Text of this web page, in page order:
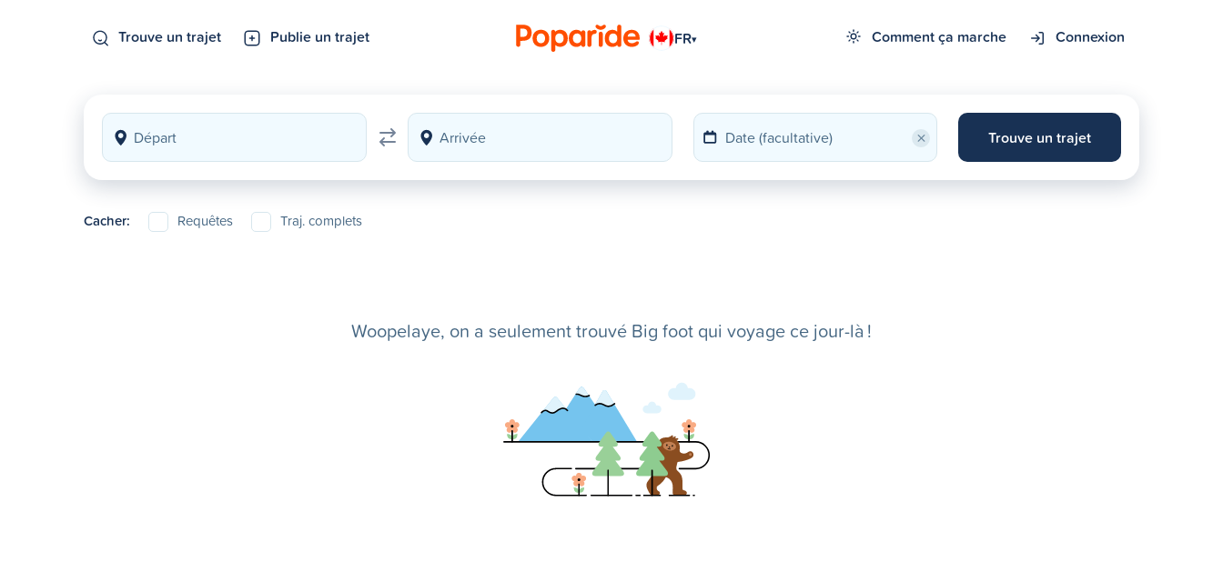
Trouve un trajet Publie un trajet FR▾ Comment ça marche Connexion
× Trouve un trajet
Cacher: Requêtes Traj. complets
Woopelaye, on a seulement trouvé Big foot qui voyage ce jour-là !